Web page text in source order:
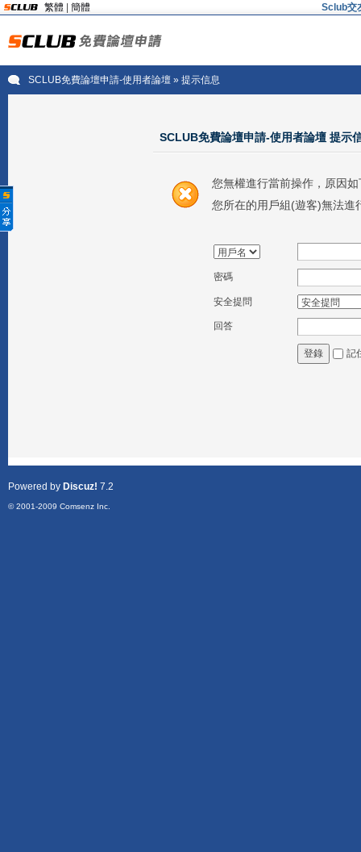
繁體 簡體 Sclub交
SCLUB免費論壇申請-使用者論壇» 提示信息
SCLUB免費論壇申請-使用者論壇 提示
您無權進行當前操作，原因如
您所在的用戶組(遊客)無法進
密碼
安全提問
回答
登錄 記
Powered by Discuz! 7.2
© 2001-2009 Comsenz Inc.